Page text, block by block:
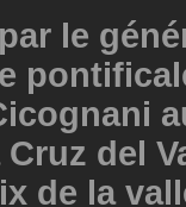
le
del
de la